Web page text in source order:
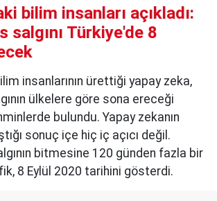
bilim insanları açıkladı:
salgını Türkiye'de 8
insanlarının ürettiği yapay zeka,
ülkelere göre sona ereceği
bulundu. Yapay zekanın
sonuç içe hiç iç açıcı değil.
bitmesine 120 günden fazla bir
8 Eylül 2020 tarihini gösterdi.